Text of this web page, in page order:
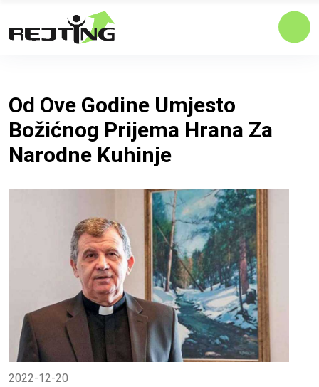
Od Ove Godine Umjesto
Božićnog Prijema Hrana Za
Narodne Kuhinje
2022-12-20